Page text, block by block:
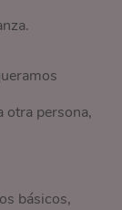
otra persona,
básicos,